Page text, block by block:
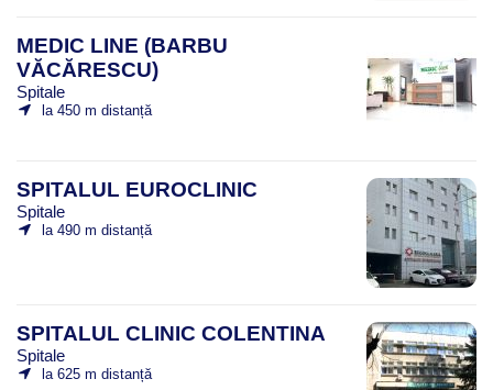
MEDIC LINE (BARBU
VĂCĂRESCU)
Spitale
la 450 m distanță
SPITALUL EUROCLINIC
Spitale
la 490 m distanță
SPITALUL CLINIC COLENTINA
Spitale
la 625 m distanță